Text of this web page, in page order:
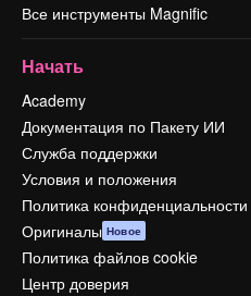
Все инструменты Magnific
Начать
Academy
Документация по Пакету ИИ
Служба поддержки
Условия и положения
Политика конфиденциальности
Оригиналы Новое
Политика файлов cookie
Центр доверия